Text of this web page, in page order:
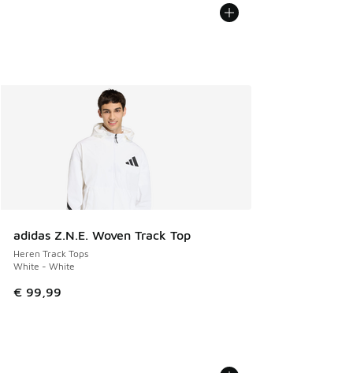
adidas Z.N.E. Woven Track Top
Heren Track Tops
White - White
€ 99,99